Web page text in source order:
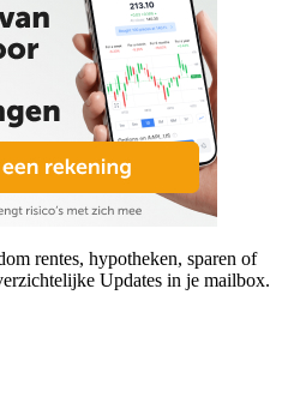
rentes, hypotheken, sparen of
Updates in je mailbox.